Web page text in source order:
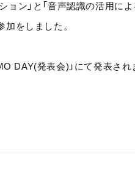
ン」と「音声認識の活用に
をしました。
DAY(発表会)」にて発表され